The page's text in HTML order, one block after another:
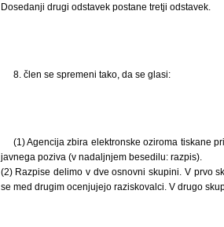
Dosedanji drugi odstavek postane tretji odstavek.
8. člen se spremeni tako, da se glasi:
(1) Agencija zbira elektronske oziroma tiskane
javnega poziva (v nadaljnjem besedilu: razpis).
(2) Razpise delimo v dve osnovni skupini. V prvo
se med drugim ocenjujejo raziskovalci. V drugo